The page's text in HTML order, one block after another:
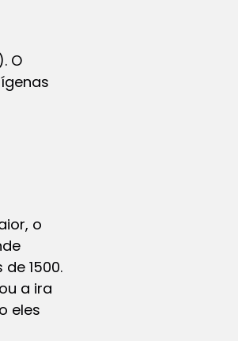
O
o
1500.
a ira
eles